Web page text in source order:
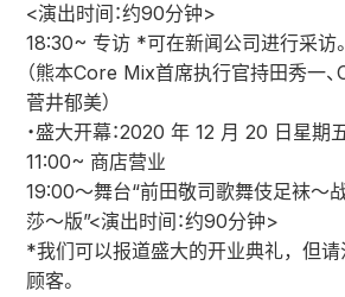
<演出时间：约90分钟>
18:30~ 专访 *可在新闻公司进行采访。
（熊本Core Mix首席执行官持田秀一
菅井郁美）
・盛大开幕：2020 年 12 月 20 日星期
11:00~ 商店营业
19:00～舞台“前田敬司歌舞伎足袜～
莎～版”<演出时间：约90分钟>
*我们可以报道盛大的开业典礼，但
顾客。